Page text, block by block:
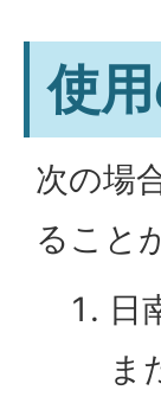
使
次の場
ること
日
ま